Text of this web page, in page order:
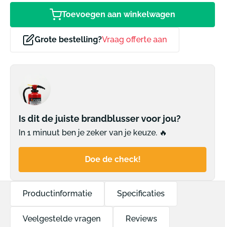
Toevoegen aan winkelwagen
Grote bestelling?Vraag offerte aan
Is dit de juiste brandblusser voor jou?
In 1 minuut ben je zeker van je keuze. 🔥
Doe de check!
Productinformatie Specificaties
Veelgestelde vragen Reviews